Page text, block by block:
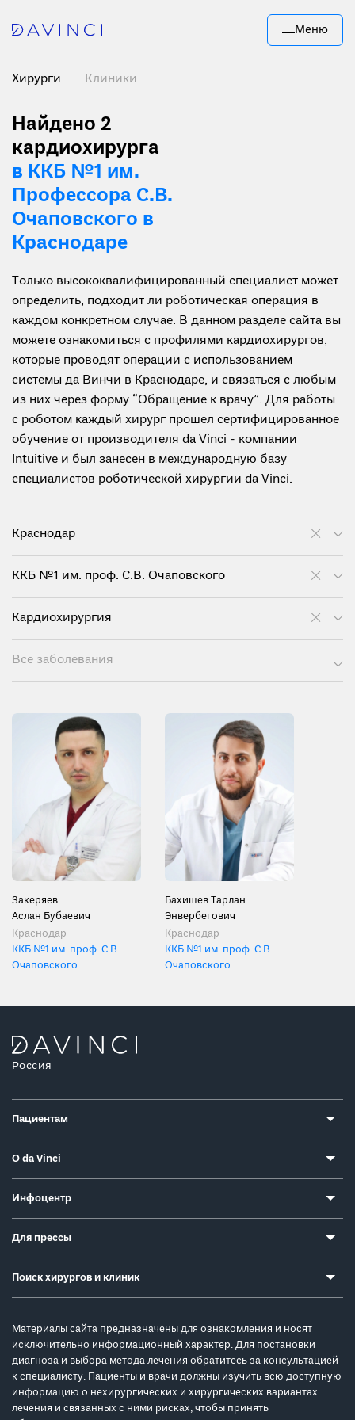
Меню
Хирурги Клиники
Найдено 2
кардиохирурга
в ККБ №1 им.
Профессора С.В.
Очаповского в
Краснодаре
Только высококвалифицированный специалист может
определить, подходит ли роботическая операция в
каждом конкретном случае. В данном разделе сайта вы
можете ознакомиться с профилями кардиохирургов,
которые проводят операции с использованием
системы да Винчи в Краснодаре, и связаться с любым
из них через форму “Обращение к врачу”. Для работы
с роботом каждый хирург прошел сертифицированное
обучение от производителя da Vinci - компании
Intuitive и был занесен в международную базу
специалистов роботической хирургии da Vinci.
Краснодар
ККБ №1 им. проф. С.В. Очаповского
Кардиохирургия
Все заболевания
Закеряев
Аслан Бубаевич
Краснодар
ККБ №1 им. проф. С.В.
Очаповского
Бахишев Тарлан
Энвербегович
Краснодар
ККБ №1 им. проф. С.В.
Очаповского
Россия
Пациентам
О da Vinci
Инфоцентр
Для прессы
Поиск хирургов и клиник
Материалы сайта предназначены для ознакомления и носят
исключительно информационный характер. Для постановки
диагноза и выбора метода лечения обратитесь за консультацией
к специалисту. Пациенты и врачи должны изучить всю доступную
информацию о нехирургических и хирургических вариантах
лечения и связанных с ними рисках, чтобы принять